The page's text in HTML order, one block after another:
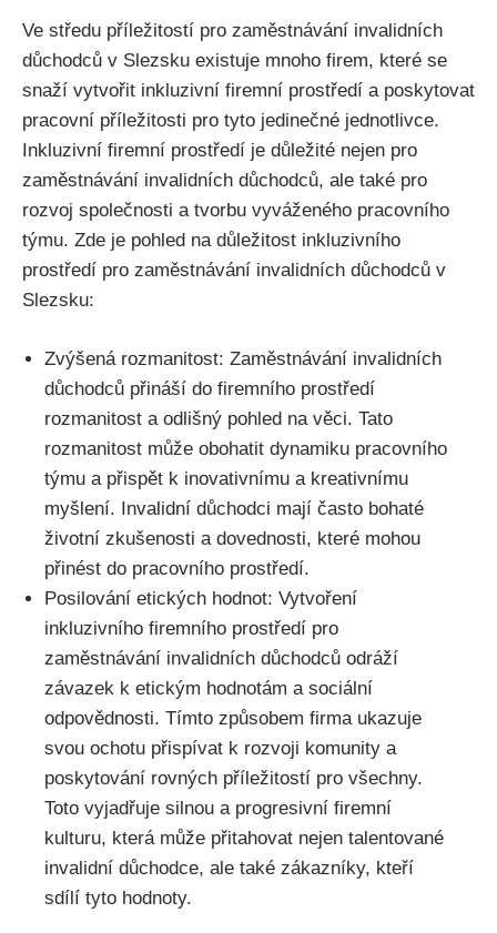
Ve středu příležitostí pro zaměstnávání invalidních
důchodců v Slezsku existuje mnoho firem, které se
snaží vytvořit inkluzivní firemní prostředí a poskytovat
pracovní příležitosti pro tyto jedinečné jednotlivce.
Inkluzivní firemní prostředí je důležité nejen pro
zaměstnávání invalidních důchodců, ale také pro
rozvoj společnosti a tvorbu vyváženého pracovního
týmu. Zde je pohled na důležitost inkluzivního
prostředí pro zaměstnávání invalidních důchodců v
Slezsku:
Zvýšená rozmanitost: Zaměstnávání invalidních
důchodců přináší do firemního prostředí
rozmanitost a odlišný pohled na věci. Tato
rozmanitost může obohatit dynamiku pracovního
týmu a přispět k inovativnímu a kreativnímu
myšlení. Invalidní důchodci mají často bohaté
životní zkušenosti a dovednosti, které mohou
přinést do pracovního prostředí.
Posilování etických hodnot: Vytvoření
inkluzivního firemního prostředí pro
zaměstnávání invalidních důchodců odráží
závazek k etickým hodnotám a sociální
odpovědnosti. Tímto způsobem firma ukazuje
svou ochotu přispívat k rozvoji komunity a
poskytování rovných příležitostí pro všechny.
Toto vyjadřuje silnou a progresivní firemní
kulturu, která může přitahovat nejen talentované
invalidní důchodce, ale také zákazníky, kteří
sdílí tyto hodnoty.